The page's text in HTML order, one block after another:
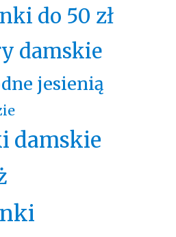
do 50 zł
damskie
jesienią
damskie